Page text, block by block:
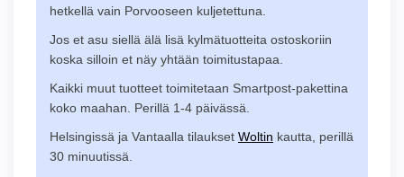
hetkellä vain Porvooseen kuljetettuna.
Jos et asu siellä älä lisä kylmätuotteita ostoskoriin
koska silloin et näy yhtään toimitustapaa.
Kaikki muut tuotteet toimitetaan Smartpost-pakettina
koko maahan. Perillä 1-4 päivässä.
Helsingissä ja Vantaalla tilaukset Woltin kautta, perillä
30 minuutissä.